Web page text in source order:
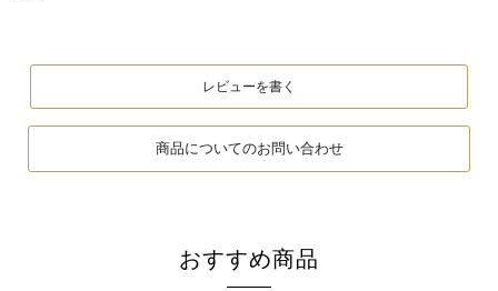
レビューを書く
商品についてのお問い合わせ
おすすめ商品